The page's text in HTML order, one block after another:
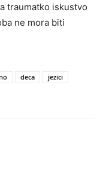
traumatko iskustvo
ne mora biti
deca
jezici